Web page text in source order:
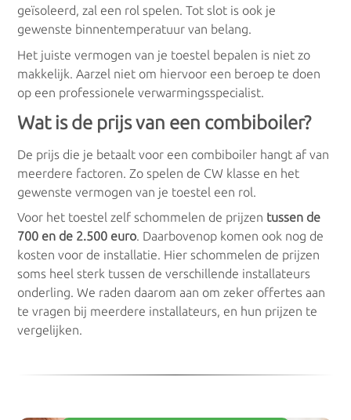
geïsoleerd, zal een rol spelen. Tot slot is ook je
gewenste binnentemperatuur van belang.
Het juiste vermogen van je toestel bepalen is niet zo
makkelijk. Aarzel niet om hiervoor een beroep te doen
op een professionele verwarmingsspecialist.
Wat is de prijs van een combiboiler?
De prijs die je betaalt voor een combiboiler hangt af van
meerdere factoren. Zo spelen de CW klasse en het
gewenste vermogen van je toestel een rol.
Voor het toestel zelf schommelen de prijzen tussen de
700 en de 2.500 euro. Daarbovenop komen ook nog de
kosten voor de installatie. Hier schommelen de prijzen
soms heel sterk tussen de verschillende installateurs
onderling. We raden daarom aan om zeker offertes aan
te vragen bij meerdere installateurs, en hun prijzen te
vergelijken.